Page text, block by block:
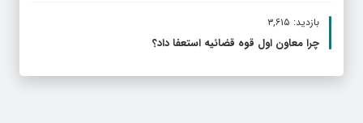
بازدید: ۳,۶۱۵
چرا معاون اول قوه قضائیه استعفا داد؟